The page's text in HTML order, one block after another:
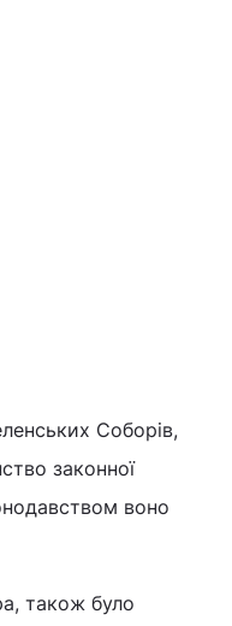
Соборів,
законної
воно
також було